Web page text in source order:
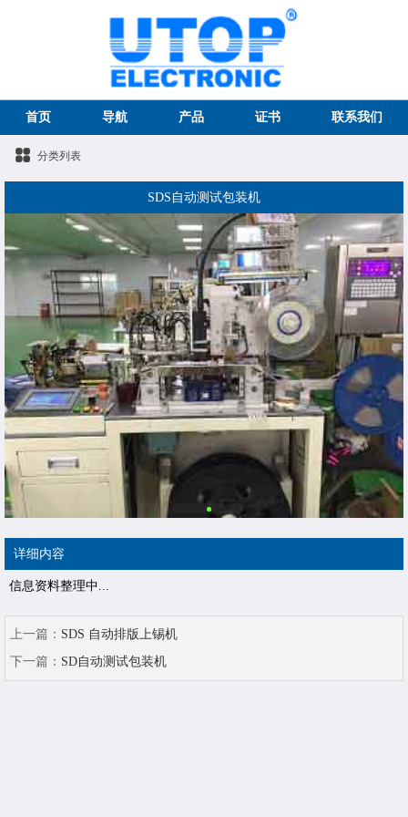
首页 导航 产品 证书 联系我们
分类列表
SDS自动测试包装机
详细内容
信息资料整理中...
上一篇： SDS 自动排版上锡机
下一篇： SD自动测试包装机